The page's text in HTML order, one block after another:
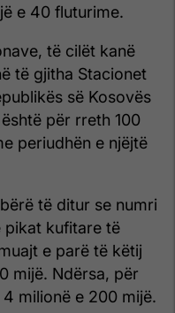
e 40 fluturime.
të cilët kanë
të gjitha Stacionet
së Kosovës
për rreth 100
periudhën e njëjtë
të ditur se numri
pikat kufitare të
e parë të këtij
mijë. Ndërsa, për
milionë e 200 mijë.